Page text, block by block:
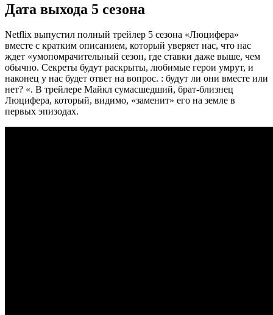
Дата выхода 5 сезона
Netflix выпустил полный трейлер 5 сезона «Люцифера»
вместе с кратким описанием, который уверяет нас, что нас
ждет «умопомрачительный сезон, где ставки даже выше, чем
обычно. Секреты будут раскрыты, любимые герои умрут, и
наконец у нас будет ответ на вопрос. : будут ли они вместе или
нет? «. В трейлере Майкл сумасшедший, брат-близнец
Люцифера, который, видимо, «заменит» его на земле в
первых эпизодах.